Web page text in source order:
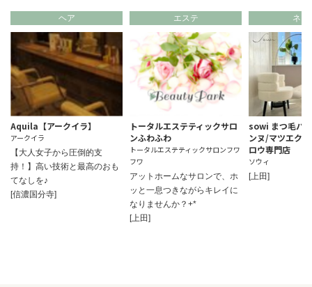
ヘア
Aquila【アークイラ】
アークイラ
【大人女子から圧倒的支
持！】高い技術と最高のおも
てなしを♪
[信濃国分寺]
エステ
トータルエステティックサロ
ンふわふわ
トータルエステティックサロンフワ
フワ
アットホームなサロンで、ホ
ッと一息つきながらキレイに
なりませんか？+*
[上田]
ネイ
sowi まつ毛パ
ンヌ/マツエク/
ロウ専門店
ソウィ
[上田]